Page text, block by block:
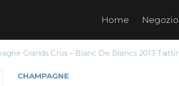
Home Negozio
Grands Crus – Blanc De Blancs 2013
CHAMPAGNE